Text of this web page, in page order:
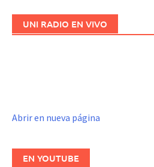
UNI RADIO EN VIVO
Abrir en nueva página
EN YOUTUBE